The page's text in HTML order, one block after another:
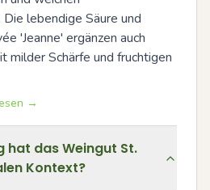
lebendige Säure und
'Jeanne' ergänzen auch
milder Schärfe und fruchtigen
→
hat das Weingut St.
Kontext?